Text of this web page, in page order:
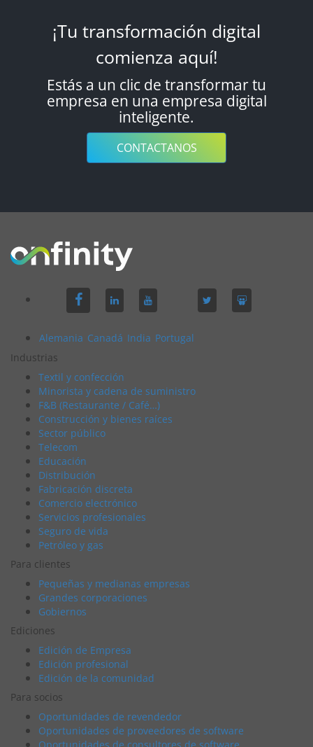
¡Tu transformación digital
comienza aquí!
Estás a un clic de transformar tu
empresa en una empresa digital
inteligente.
CONTACTANOS
Alemania Canadá India Portugal
Industrias
Textil y confección
Minorista y cadena de suministro
F&B (Restaurante / Café…)
Construcción y bienes raíces
Sector público
Telecom
Educación
Distribución
Fabricación discreta
Comercio electrónico
Servicios profesionales
Seguro de vida
Petróleo y gas
Para clientes
Pequeñas y medianas empresas
Grandes corporaciones
Gobiernos
Ediciones
Edición de Empresa
Edición profesional
Edición de la comunidad
Para socios
Oportunidades de revendedor
Oportunidades de proveedores de software